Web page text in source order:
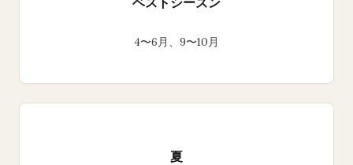
4〜6月、9〜10月
夏